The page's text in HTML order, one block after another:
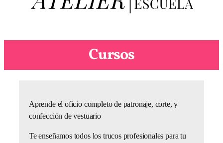
Cursos
Aprende el oficio completo de patronaje, corte, y
confección de vestuario
Te enseñamos todos los trucos profesionales para tu